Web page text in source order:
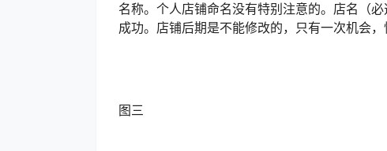
名称。个人店铺命名没有特别注意的。店名（
成功。店铺后期是不能修改的，只有一次机会
图三